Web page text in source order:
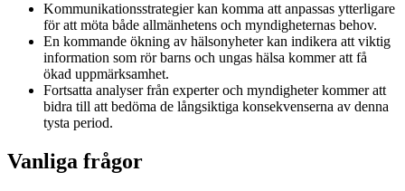
Kommunikationsstrategier kan komma att anpassas ytterligare
för att möta både allmänhetens och myndigheternas behov.
En kommande ökning av hälsonyheter kan indikera att viktig
information som rör barns och ungas hälsa kommer att få
ökad uppmärksamhet.
Fortsatta analyser från experter och myndigheter kommer att
bidra till att bedöma de långsiktiga konsekvenserna av denna
tysta period.
Vanliga frågor